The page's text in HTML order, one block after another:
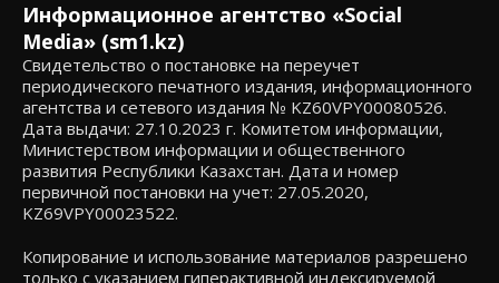
Информационное агентство «Social
Media» (sm1.kz)
Свидетельство о постановке на переучет
периодического печатного издания, информационного
агентства и сетевого издания № KZ60VPY00080526.
Дата выдачи: 27.10.2023 г. Комитетом информации,
Министерством информации и общественного
развития Республики Казахстан. Дата и номер
первичной постановки на учет: 27.05.2020,
KZ69VPY00023522.
Копирование и использование материалов разрешено
только с указанием гиперактивной индексируемой